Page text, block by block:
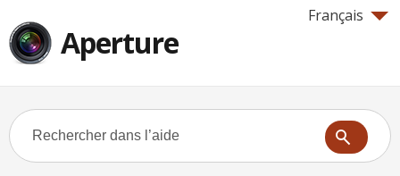
Français
Aperture